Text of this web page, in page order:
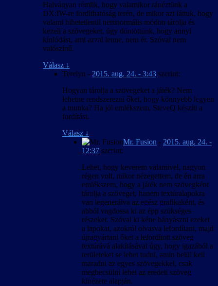
Halványan rémlik, hogy valamikor ránéztünk a
DX:IW-re fordíthatóság terén, de mikor azt láttuk, hogy
valami hihetetlenül nemnormális módon tárolja és
kezeli a szövegeket, úgy döntöttünk, hogy annyi
kínlódást, ami azzal lenne, nem ér. Szóval nem
valószínű.
Válasz ↓
Terelyn - 2015. aug. 24. - 3:43 szerint:
Hogyan tárolja a szövegeket a játék? Nem
lehetne rendszerezni őket, hogy könnyebb legyen
a munka? Ha jól emlékszem, SteveQ készíti a
fordítást.
Válasz ↓
Mr. Fusion - 2015. aug. 24. -
12:37 szerint:
Lehet, hogy keverem valamivel, nagyon
régen volt, mikor nézegettem, de én arra
emlékszem, hogy a játék nem szövegként
tárolja a szöveget, hanem textúralapokra
van legenerálva az egész grafikaként, és
abból vagdossa ki az épp szükséges
részeket. Szóval ki kéne bányászni ezeket
a lapokat, azokról olvasva lefordítani, majd
újragyártani őket a lefordított szöveg
textúrává alakításával úgy, hogy igazából a
területeket se lehet tudni, amin belül kell
maradni az egyes szövegekkel, csak
megbecsülni lehet az eredeti szöveg
kinézete alapján.